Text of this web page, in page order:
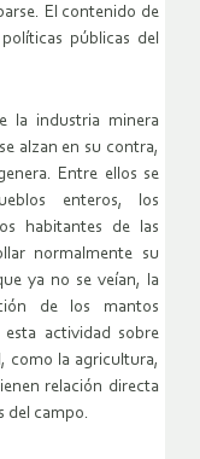
El contenido de
públicas del
la industria minera
alzan en su contra,
Entre ellos se
enteros, los
habitantes de las
normalmente su
ya no se veían, la
de los mantos
actividad sobre
como la agricultura,
relación directa
del campo.